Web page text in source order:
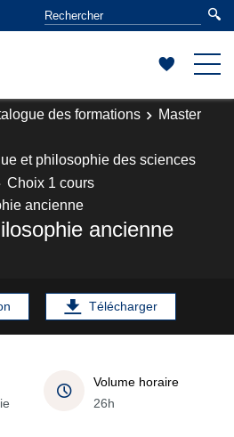
des formations
Master
et philosophie des sciences
Choix 1 cours
ancienne
ancienne
Télécharger
Volume horaire
26h